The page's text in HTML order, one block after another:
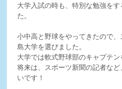
大学入試の時も、特別な勉強を
た。
小中高と野球をやってきたので
島大学を選びました。
大学では軟式野球部のキャプテン
将来は、スポーツ新聞の記者な
いです！